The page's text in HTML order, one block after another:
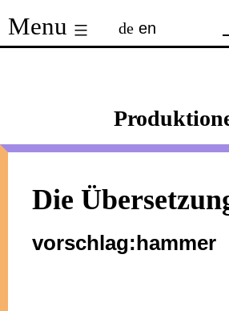
toMenu de en
Die
vorschlag:hammer